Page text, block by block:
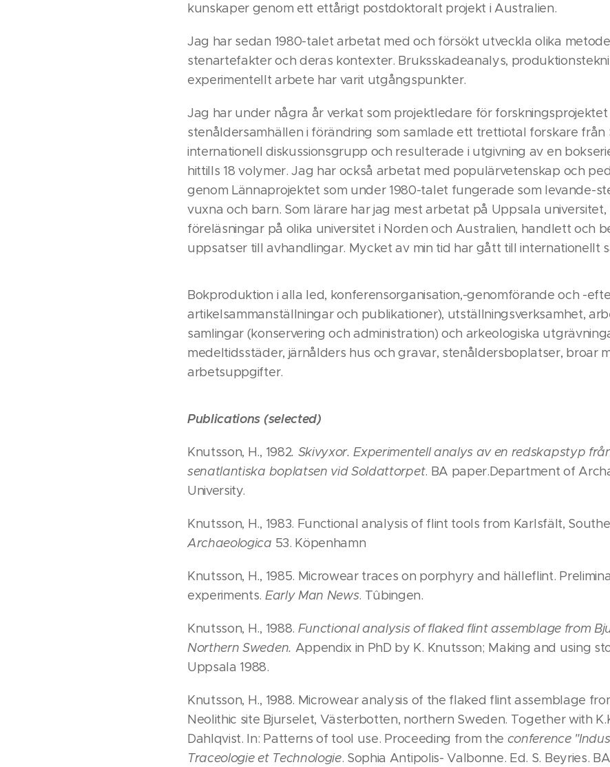
kunskaper genom ett ettårigt postdoktoralt projekt i Australien.
Jag har sedan 1980-talet arbetat med och försökt utveckla olika
stenartefakter och deras kontexter. Bruksskadeanalys,
experimentellt arbete har varit utgångspunkter.
Jag har under några år verkat som projektledare för
stenåldersamhällen i förändring som samlade ett trettiotal forskare från
internationell diskussionsgrupp och resulterade i utgivning av en
hittills 18 volymer. Jag har också arbetat med populärvetenskap och
genom Lännaprojektet som under 1980-talet fungerade som levande-
vuxna och barn. Som lärare har jag mest arbetat på Uppsala
föreläsningar på olika universitet i Norden och Australien, handlett och
uppsatser till avhandlingar. Mycket av min tid har gått till internationellt
Bokproduktion i alla led, konferensorganisation,-genomförande och -
artikelsammanställningar och publikationer), utställningsverksamhet,
samlingar (konservering och administration) och arkeologiska
medeltidsstäder, järnålders hus och gravar, stenåldersboplatser, broar
arbetsuppgifter.
Publications (selected)
Knutsson, H., 1982. Skivyxor. Experimentell analys av en redskapstyp
senatlantiska boplatsen vid Soldattorpet. BA paper.Department of
University.
Knutsson, H., 1983. Functional analysis of flint tools from Karlsfält,
Archaeologica 53. Köpenhamn
Knutsson, H., 1985. Microwear traces on porphyry and hälleflint.
experiments. Early Man News. Tûbingen.
Knutsson, H., 1988. Functional analysis of flaked flint assemblage from
Northern Sweden. Appendix in PhD by K. Knutsson; Making and using
Uppsala 1988.
Knutsson, H., 1988. Microwear analysis of the flaked flint assemblage
Neolithic site Bjurselet, Västerbotten, northern Sweden. Together with
Dahlqvist. In: Patterns of tool use. Proceeding from the conference
Traceologie et Technologie. Sophia Antipolis- Valbonne. Ed. S. Beyries.